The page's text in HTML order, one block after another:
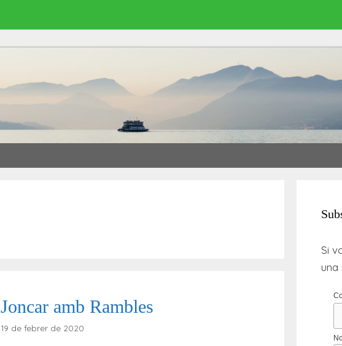
Joncar amb Rambles
19 de febrer de 2020
Si
una